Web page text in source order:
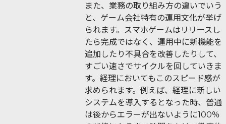
また、業務の取り組み方の違いでいう
と、ゲーム会社特有の運用文化が挙げ
られます。スマホゲームはリリースし
たら完成ではなく、運用中に新機能を
追加したり不具合を改善したりして、
すごい速さでサイクルを回していきま
す。経理においてもこのスピード感が
求められます。例えば、経理に新しい
システムを導入するとなった時、普通
は後からエラーが出ないように100％